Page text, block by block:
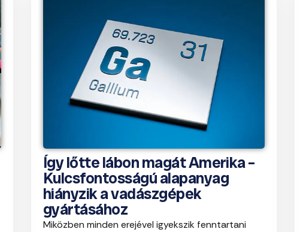
Így lőtte lábon magát Amerika –
Kulcsfontosságú alapanyag
hiányzik a vadászgépek
gyártásához
Miközben minden erejével igyekszik fenntartani